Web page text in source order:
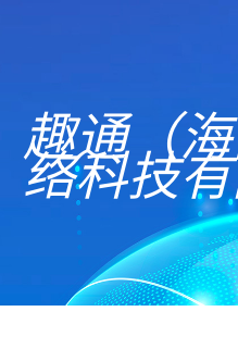
趣通（
络科技